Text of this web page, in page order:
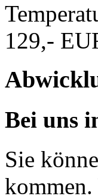
129,-
Bei uns
Sie